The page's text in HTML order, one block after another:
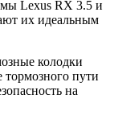
Lexus RX 3.5 и
их идеальным
колодки
тормозного пути
на